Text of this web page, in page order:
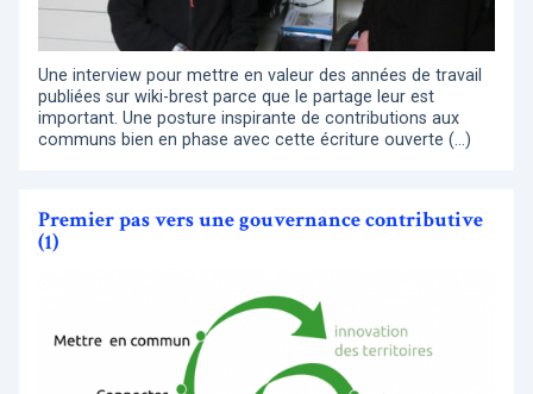
Une interview pour mettre en valeur des années de travail
publiées sur wiki-brest parce que le partage leur est
important. Une posture inspirante de contributions aux
communs bien en phase avec cette écriture ouverte (…)
Premier pas vers une gouvernance contributive
(1)